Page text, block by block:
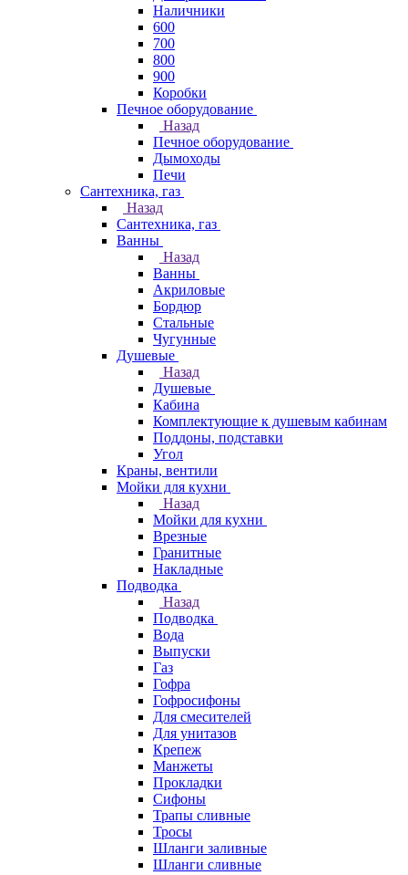
Наличники
600
700
800
900
Коробки
Печное оборудование
Назад
Печное оборудование
Дымоходы
Печи
Сантехника, газ
Назад
Сантехника, газ
Ванны
Назад
Ванны
Акриловые
Бордюр
Стальные
Чугунные
Душевые
Назад
Душевые
Кабина
Комплектующие к душевым кабинам
Поддоны, подставки
Угол
Краны, вентили
Мойки для кухни
Назад
Мойки для кухни
Врезные
Гранитные
Накладные
Подводка
Назад
Подводка
Вода
Выпуски
Газ
Гофра
Гофросифоны
Для смесителей
Для унитазов
Крепеж
Манжеты
Прокладки
Сифоны
Трапы сливные
Тросы
Шланги заливные
Шланги сливные